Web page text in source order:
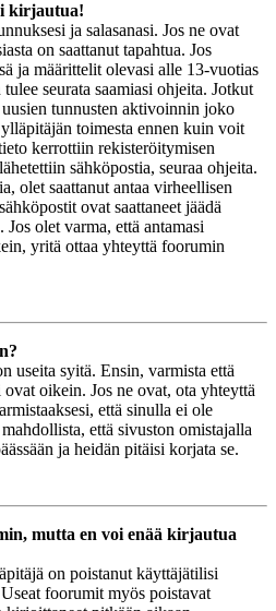
kirjautua!
ja salasanasi. Jos ne ovat
on saattanut tapahtua. Jos
ja määrittelit olevasi alle 13-vuotias
seurata saamiasi ohjeita. Jotkut
tunnusten aktivoinnin joko
toimesta ennen kuin voit
kerrottiin rekisteröitymisen
sähköpostia, seuraa ohjeita.
olet saattanut antaa virheellisen
ovat saattaneet jäädä
olet varma, että antamasi
yritä ottaa yhteyttä foorumin
useita syitä. Ensin, varmista että
ovat oikein. Jos ne ovat, ota yhteyttä
että sinulla ei ole
että sivuston omistajalla
ja heidän pitäisi korjata se.
mutta en voi enää kirjautua
on poistanut käyttäjätilisi
foorumit myös poistavat